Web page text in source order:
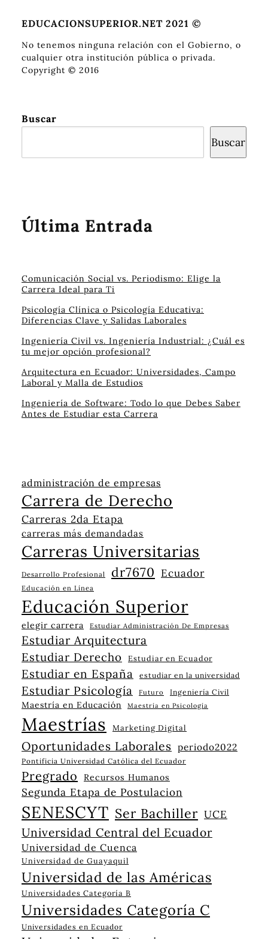
EDUCACIONSUPERIOR.NET 2021 ©
No tenemos ninguna relación con el Gobierno, o
cualquier otra institución pública o privada.
Copyright © 2016
Buscar
Buscar
Última Entrada
Comunicación Social vs. Periodismo: Elige la
Carrera Ideal para Ti
Psicología Clínica o Psicología Educativa:
Diferencias Clave y Salidas Laborales
Ingeniería Civil vs. Ingeniería Industrial: ¿Cuál es
tu mejor opción profesional?
Arquitectura en Ecuador: Universidades, Campo
Laboral y Malla de Estudios
Ingeniería de Software: Todo lo que Debes Saber
Antes de Estudiar esta Carrera
administración de empresas
Carrera de Derecho
Carreras 2da Etapa
carreras más demandadas
Carreras Universitarias
Desarrollo Profesional dr7670 Ecuador
Educación en Línea
Educación Superior
elegir carrera Estudiar Administración De Empresas
Estudiar Arquitectura
Estudiar Derecho
Estudiar en Ecuador
Estudiar en España estudiar en la universidad
Estudiar Psicología Futuro Ingeniería Civil
Maestría en Educación Maestría en Psicología
Maestrías Marketing Digital
Oportunidades Laborales periodo2022
Pontificia Universidad Católica del Ecuador
Pregrado Recursos Humanos
Segunda Etapa de Postulacion
SENESCYT Ser Bachiller UCE
Universidad Central del Ecuador
Universidad de Cuenca
Universidad de Guayaquil
Universidad de las Américas
Universidades Categoría B
Universidades Categoría C
Universidades en Ecuador